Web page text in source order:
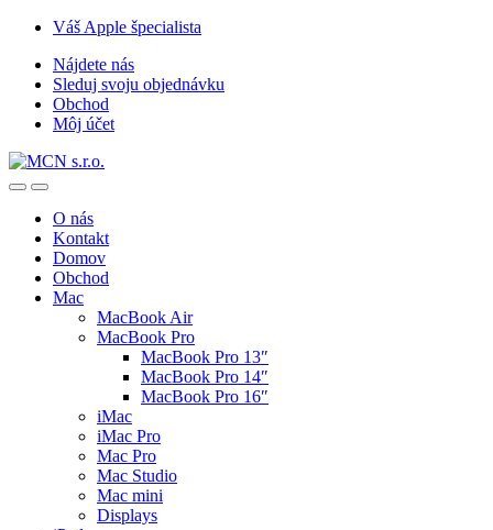
Skip
navigation
Skip
content
Váš Apple špecialista
Nájdete nás
Sleduj svoju objednávku
Obchod
Môj účet
O nás
Kontakt
Domov
Obchod
Mac
MacBook Air
MacBook Pro
MacBook Pro 13″
MacBook Pro 14″
MacBook Pro 16″
iMac
iMac Pro
Mac Pro
Mac Studio
Mac mini
Displays